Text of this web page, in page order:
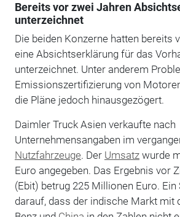
Bereits vor zwei Jahren
unterzeichnet
Die beiden Konzerne hatten bereits
eine Absichtserklärung für das
unterzeichnet. Unter anderem
Emissionszertifizierung von
die Pläne jedoch hinausgezögert.
Daimler Truck Asien verkaufte nach
Unternehmensangaben im
Nutzfahrzeuge. Der Umsatzwurde
Euro angegeben. Das Ergebnis vor
(Ebit) betrug 225 Millionen Euro.
darauf, dass der indische Markt mit